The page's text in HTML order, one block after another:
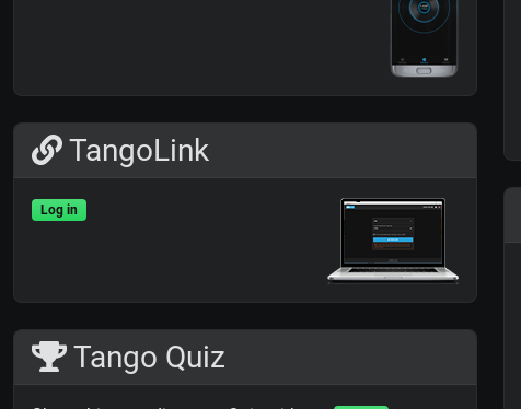
TangoLink
Log in
Tango Quiz